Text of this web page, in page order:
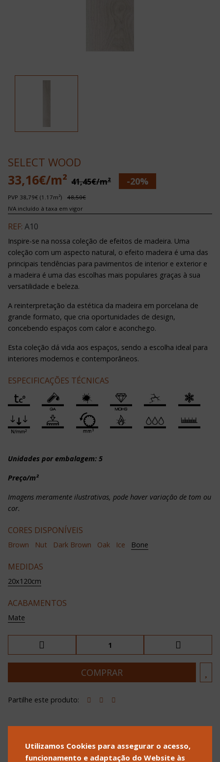
SELECT WOOD
33,16€/m² 41,45€/m² -20%
PVP 38,79€ (1.17m²)
48,50€
IVA incluído à taxa em vigor
REF: A10
Inspire-se na nossa coleção de efeitos de madeira. Uma
coleção com um aspecto natural, o efeito madeira é uma das
principais tendências para pavimentos de interior e exterior e
a madeira é uma das escolhas mais populares graças à sua
versatilidade e beleza.
A reinterpretação da estética da madeira em porcelana de
grande formato, que cria oportunidades de design,
concebendo espaços com calor e aconchego.
Esta coleção dá vida aos espaços, sendo a escolha ideal para
interiores modernos e contemporâneos.
ESPECIFICAÇÕES TÉCNICAS
Unidades por embalagem: 5
Preço/m²
Imagens meramente ilustrativas, pode haver variação de tom ou
cor.
CORES DISPONÍVEIS
Brown Nut Dark Brown Oak Ice Bone
MEDIDAS
20x120cm
ACABAMENTOS
Mate
Partilhe este produto:
POLÍTICA DE PRIVACIDADE
POLÍTICA DE COOKIES
Utilizamos Cookies para assegurar o acesso,
funcionamento e adaptação do Website às